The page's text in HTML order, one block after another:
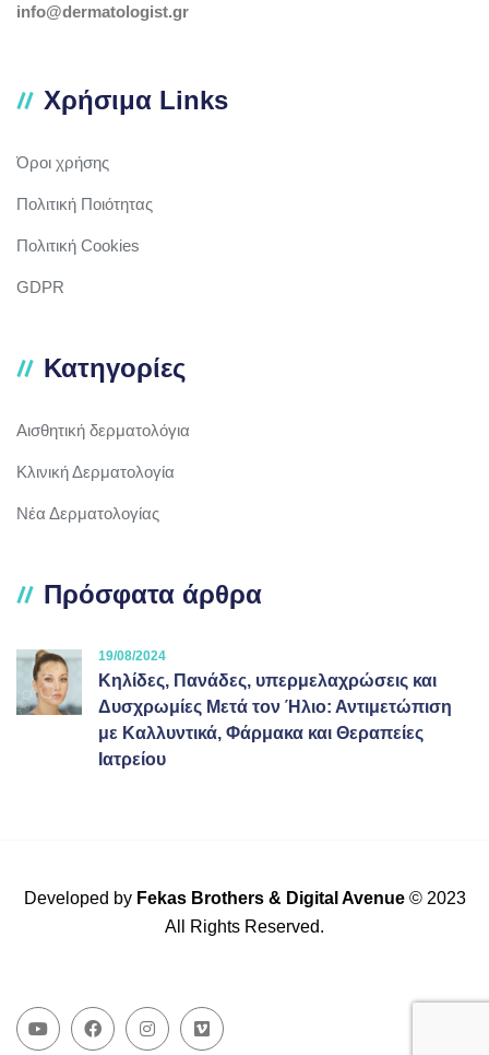
info@dermatologist.gr
Χρήσιμα Links
Όροι χρήσης
Πολιτική Ποιότητας
Πολιτική Cookies
GDPR
Κατηγορίες
Αισθητική δερματολόγια
Κλινική Δερματολογία
Νέα Δερματολογίας
Πρόσφατα άρθρα
19/08/2024
Κηλίδες, Πανάδες, υπερμελαχρώσεις και
Δυσχρωμίες Μετά τον Ήλιο: Αντιμετώπιση
με Καλλυντικά, Φάρμακα και Θεραπείες
Ιατρείου
Developed by Fekas Brothers& Digital Avenue© 2023
All Rights Reserved.